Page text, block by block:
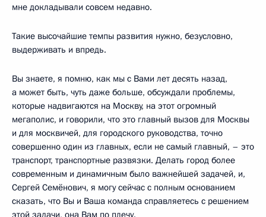
мне докладывали совсем недавно.
Такие высочайшие темпы развития нужно, безусловно,
выдерживать и впредь.
Вы знаете, я помню, как мы с Вами лет десять назад,
а может быть, чуть даже больше, обсуждали проблемы,
которые надвигаются на Москву, на этот огромный
мегаполис, и говорили, что это главный вызов для Москвы
и для москвичей, для городского руководства, точно
совершенно один из главных, если не самый главный, – это
транспорт, транспортные развязки. Делать город более
современным и динамичным было важнейшей задачей, и,
Сергей Семёнович, я могу сейчас с полным основанием
сказать, что Вы и Ваша команда справляетесь с решением
этой задачи, она Вам по плечу.